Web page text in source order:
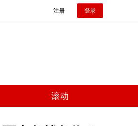
注册 登录
滚动